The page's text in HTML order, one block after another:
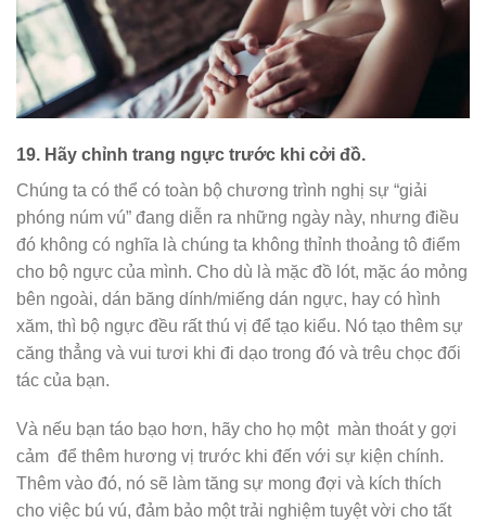
19. Hãy chỉnh trang ngực trước khi cởi đồ.
Chúng ta có thể có toàn bộ chương trình nghị sự “giải
phóng núm vú” đang diễn ra những ngày này, nhưng điều
đó không có nghĩa là chúng ta không thỉnh thoảng tô điểm
cho bộ ngực của mình. Cho dù là mặc đồ lót, mặc áo mỏng
bên ngoài, dán băng dính/miếng dán ngực, hay có hình
xăm, thì bộ ngực đều rất thú vị để tạo kiểu. Nó tạo thêm sự
căng thẳng và vui tươi khi đi dạo trong đó và trêu chọc đối
tác của bạn.
Và nếu bạn táo bạo hơn, hãy cho họ một màn thoát y gợi
cảm để thêm hương vị trước khi đến với sự kiện chính.
Thêm vào đó, nó sẽ làm tăng sự mong đợi và kích thích
cho việc bú vú, đảm bảo một trải nghiệm tuyệt vời cho tất